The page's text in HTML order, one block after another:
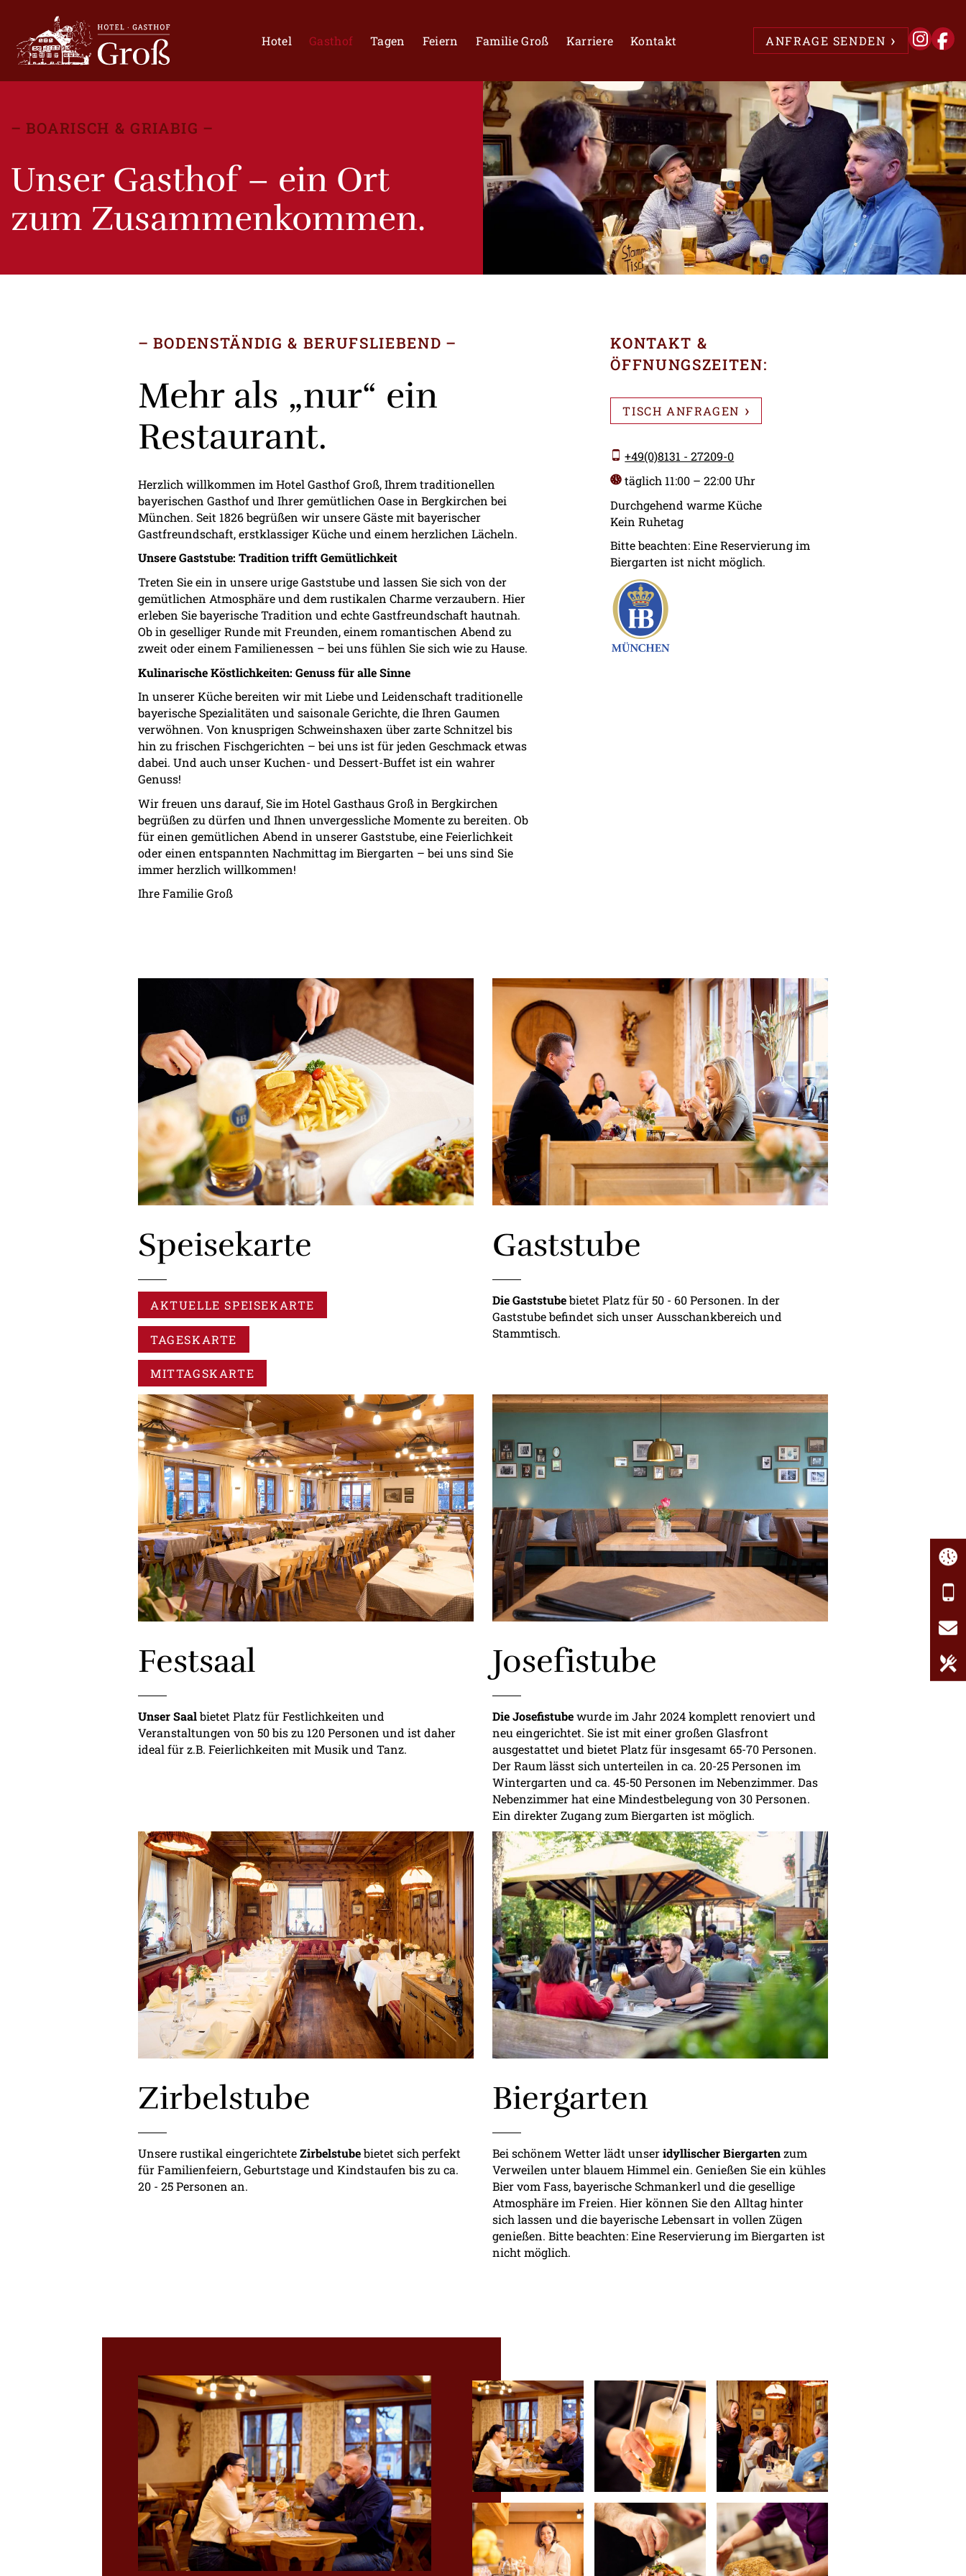
Hotel Gasthof Tagen Feiern Familie Groß Karriere Kontakt ANFRAGE SENDEN
BOARISCH & GRIABIG
Unser Gasthof – ein Ort
zum Zusammen­kommen.
BODENSTÄNDIG & BERUFSLIEBEND
Mehr als „nur“ ein
Restaurant.
Herzlich willkommen im Hotel Gasthof Groß, Ihrem traditionellen
bayerischen Gasthof und Ihrer gemütlichen Oase in Bergkirchen bei
München. Seit 1826 begrüßen wir unsere Gäste mit bayerischer
Gastfreundschaft, erstklassiger Küche und einem herzlichen Lächeln.
Unsere Gaststube: Tradition trifft Gemütlichkeit
Treten Sie ein in unsere urige Gaststube und lassen Sie sich von der
gemütlichen Atmosphäre und dem rustikalen Charme verzaubern. Hier
erleben Sie bayerische Tradition und echte Gastfreundschaft hautnah.
Ob in geselliger Runde mit Freunden, einem romantischen Abend zu
zweit oder einem Familienessen – bei uns fühlen Sie sich wie zu Hause.
Kulinarische Köstlichkeiten: Genuss für alle Sinne
In unserer Küche bereiten wir mit Liebe und Leidenschaft traditionelle
bayerische Spezialitäten und saisonale Gerichte, die Ihren Gaumen
verwöhnen. Von knusprigen Schweinshaxen über zarte Schnitzel bis
hin zu frischen Fischgerichten – bei uns ist für jeden Geschmack etwas
dabei. Und auch unser Kuchen- und Dessert-Buffet ist ein wahrer
Genuss!
Wir freuen uns darauf, Sie im Hotel Gasthaus Groß in Bergkirchen
begrüßen zu dürfen und Ihnen unvergessliche Momente zu bereiten. Ob
für einen gemütlichen Abend in unserer Gaststube, eine Feierlichkeit
oder einen entspannten Nachmittag im Biergarten – bei uns sind Sie
immer herzlich willkommen!
Ihre Familie Groß
KONTAKT &
ÖFFNUNGSZEITEN:
TISCH ANFRAGEN
+49(0)8131 - 27209-0
täglich 11:00 – 22:00 Uhr
Durchgehend warme Küche
Kein Ruhetag
Bitte beachten: Eine Reservierung im
Biergarten ist nicht möglich.
Speisekarte
AKTUELLE SPEISEKARTE
TAGESKARTE
MITTAGSKARTE
Gaststube
Die Gaststubebietet Platz für 50 - 60 Personen. In der
Gaststube befindet sich unser Ausschankbereich und
Stammtisch.
Festsaal
Unser Saalbietet Platz für Festlichkeiten und
Veranstaltungen von 50 bis zu 120 Personen und ist daher
ideal für z.B. Feierlichkeiten mit Musik und Tanz.
Josefistube
Die Josefistubewurde im Jahr 2024 komplett renoviert und
neu eingerichtet. Sie ist mit einer großen Glasfront
ausgestattet und bietet Platz für insgesamt 65-70 Personen.
Der Raum lässt sich unterteilen in ca. 20-25 Personen im
Wintergarten und ca. 45-50 Personen im Nebenzimmer. Das
Nebenzimmer hat eine Mindestbelegung von 30 Personen.
Ein direkter Zugang zum Biergarten ist möglich.
Zirbelstube
Unsere rustikal eingerichteteZirbelstubebietet sich perfekt
für Familienfeiern, Geburtstage und Kindstaufen bis zu ca.
20 - 25 Personen an.
Biergarten
Bei schönem Wetter lädt unseridyllischer Biergartenzum
Verweilen unter blauem Himmel ein. Genießen Sie ein kühles
Bier vom Fass, bayerische Schmankerl und die gesellige
Atmosphäre im Freien. Hier können Sie den Alltag hinter
sich lassen und die bayerische Lebensart in vollen Zügen
genießen. Bitte beachten: Eine Reservierung im Biergarten ist
nicht möglich.